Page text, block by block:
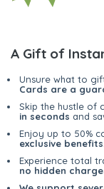
A Gift of
Unsure what to
Cards are a
Skip the hustle of
in seconds and
Enjoy up to 50%
exclusive benefits
Experience total
no hidden